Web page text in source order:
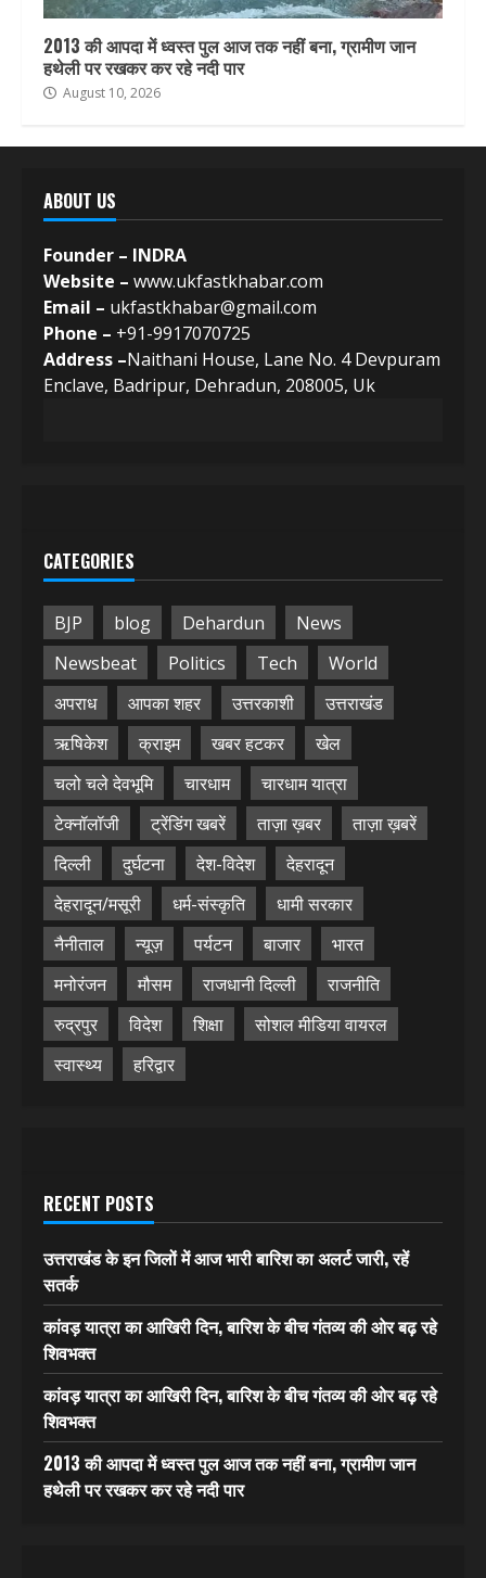
2013 की आपदा में ध्वस्त पुल आज तक नहीं बना, ग्रामीण जान
हथेली पर रखकर कर रहे नदी पार
August 10, 2026
ABOUT US
Founder – INDRA
Website – www.ukfastkhabar.com
Email – ukfastkhabar@gmail.com
Phone – +91-9917070725
Address –Naithani House, Lane No. 4 Devpuram
Enclave, Badripur, Dehradun, 208005, Uk
CATEGORIES
BJP blog Dehardun
News
Newsbeat
Politics Tech
World
अपराध
आपका शहर उत्तरकाशी
उत्तराखंड
ऋषिकेश
क्राइम खबर हटकर
खेल
चलो चले देवभूमि
चारधाम
चारधाम यात्रा
टेक्नॉलॉजी
ट्रेंडिंग खबरें ताज़ा ख़बर
ताज़ा ख़बरें
दिल्ली
दुर्घटना देश-विदेश
देहरादून
देहरादून/मसूरी
धर्म-संस्कृति
धामी सरकार
नैनीताल
न्यूज़ पर्यटन बाजार
भारत
मनोरंजन
मौसम राजधानी दिल्ली
राजनीति
रुद्रपुर
विदेश शिक्षा
सोशल मीडिया वायरल
स्वास्थ्य
हरिद्वार
RECENT POSTS
उत्तराखंड के इन जिलों में आज भारी बारिश का अलर्ट जारी, रहें
सतर्क
कांवड़ यात्रा का आखिरी दिन, बारिश के बीच गंतव्य की ओर बढ़ रहे
शिवभक्त
कांवड़ यात्रा का आखिरी दिन, बारिश के बीच गंतव्य की ओर बढ़ रहे
शिवभक्त
2013 की आपदा में ध्वस्त पुल आज तक नहीं बना, ग्रामीण जान
हथेली पर रखकर कर रहे नदी पार